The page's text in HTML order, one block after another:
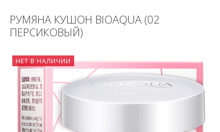
РУМЯНА КУШОН BIOAQUA (02
ПЕРСИКОВЫЙ)
НЕТ В НАЛИЧИИ